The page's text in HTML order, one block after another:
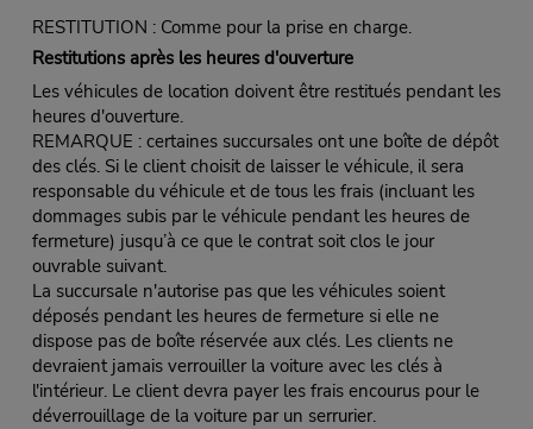
RESTITUTION : Comme pour la prise en charge.
Restitutions après les heures d'ouverture
Les véhicules de location doivent être restitués pendant les
heures d'ouverture.
REMARQUE : certaines succursales ont une boîte de dépôt
des clés. Si le client choisit de laisser le véhicule, il sera
responsable du véhicule et de tous les frais (incluant les
dommages subis par le véhicule pendant les heures de
fermeture) jusqu’à ce que le contrat soit clos le jour
ouvrable suivant.
La succursale n'autorise pas que les véhicules soient
déposés pendant les heures de fermeture si elle ne
dispose pas de boîte réservée aux clés. Les clients ne
devraient jamais verrouiller la voiture avec les clés à
l'intérieur. Le client devra payer les frais encourus pour le
déverrouillage de la voiture par un serrurier.